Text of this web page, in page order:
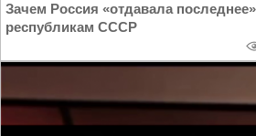
Зачем Россия «отдавала
республикам СССР